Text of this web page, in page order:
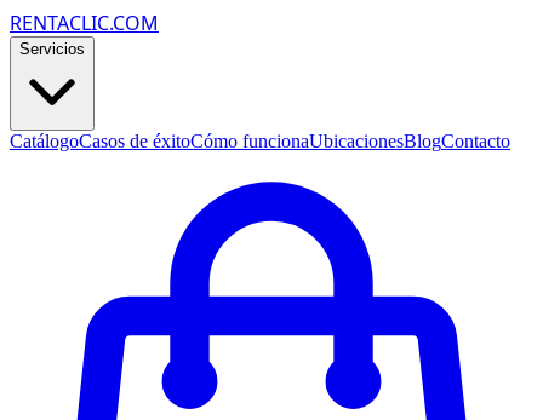
RENTACLIC.COM
Servicios
CatálogoCasos de éxitoCómo funcionaUbicacionesBlogContacto